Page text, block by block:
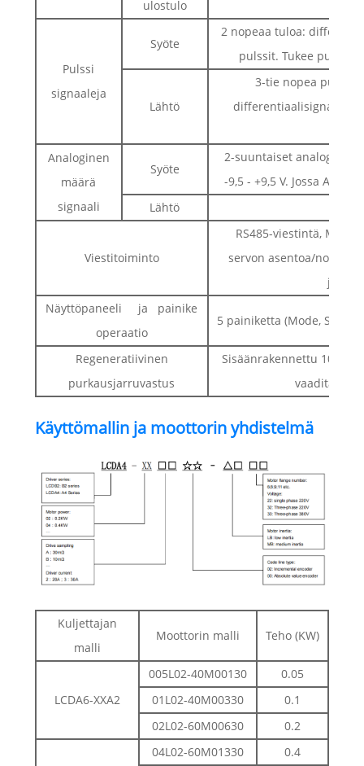
ulostulo
Pulssi
signaaleja
Syöte
2 nopeaa tuloa:
pulssit. Tukee
Lähtö
3-tie nopea
differentiaalisignaali.
Analoginen
määrä
signaali
Syöte
2-suuntaiset analogiset
-9,5 - +9,5 V. Jossa Al2
Lähtö
Viestitoiminto
RS485-viestintä,
servon asentoa/
jopa
Näyttöpaneeli ja painike
operaatio
5 painiketta (Mode, Set,
Regeneratiivinen
purkausjarruvastus
Sisäänrakennettu
vaaditaan
Käyttömallin ja moottorin yhdistelmä
Kuljettajan
malli
Moottorin malli Teho (KW)
LCDA6-XXA2
005L02-40M00130
0.05
01L02-40M00330
0.1
02L02-60M00630
0.2
04L02-60M01330
0.4